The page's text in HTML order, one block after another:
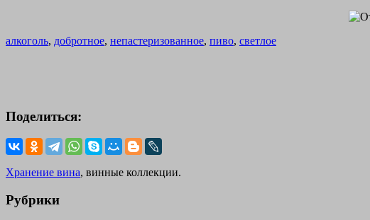
алкоголь, добротное, непастеризованное, пиво, светлое
Поделиться:
Хранение вина, винные коллекции.
Рубрики